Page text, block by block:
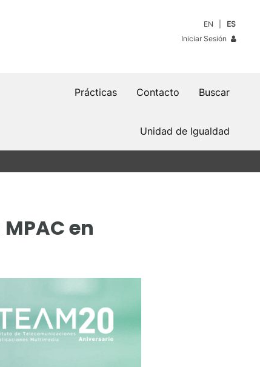
EN
ES
Iniciar Sesión
Buscar
Contacto
Prácticas
Unidad de Igualdad
en